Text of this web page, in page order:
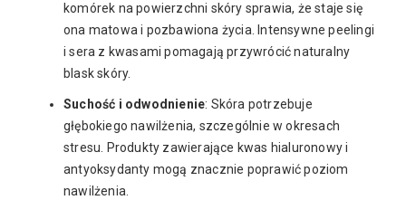
komórek na powierzchni skóry sprawia, że staje się
ona matowa i pozbawiona życia. Intensywne peelingi
i sera z kwasami pomagają przywrócić naturalny
blask skóry.
Suchość i odwodnienie: Skóra potrzebuje
głębokiego nawilżenia, szczególnie w okresach
stresu. Produkty zawierające kwas hialuronowy i
antyoksydanty mogą znacznie poprawić poziom
nawilżenia.